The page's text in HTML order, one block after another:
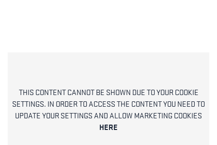
THIS CONTENT CANNOT BE SHOWN DUE TO YOUR COOKIE
SETTINGS. IN ORDER TO ACCESS THE CONTENT YOU NEED TO
UPDATE YOUR SETTINGS AND ALLOW MARKETING COOKIES
HERE